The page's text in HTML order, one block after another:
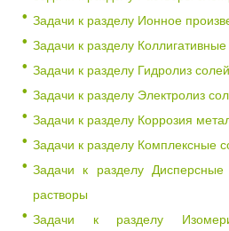
Задачи к разделу Ионное
Задачи к разделу Коллигативные
Задачи к разделу Гидролиз солей
Задачи к разделу Электролиз
Задачи к разделу Коррозия
Задачи к разделу Комплексные
Задачи к разделу
растворы
Задачи к разделу